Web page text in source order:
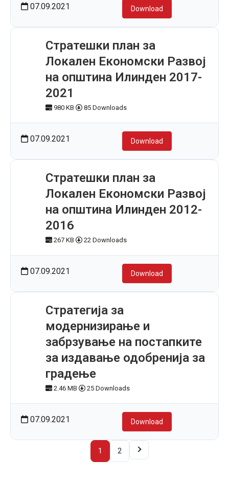
07.09.2021 Download
Стратешки план за
Локален Економски Развој
на општина Илинден 2017-
2021
980 KB 85 Downloads
07.09.2021 Download
Стратешки план за
Локален Економски Развој
на општина Илинден 2012-
2016
267 KB 22 Downloads
07.09.2021 Download
Стратегија за
модернизирање и
забрзување на постапките
за издавање одобренија за
градење
2.46 MB 25 Downloads
07.09.2021 Download
1 2